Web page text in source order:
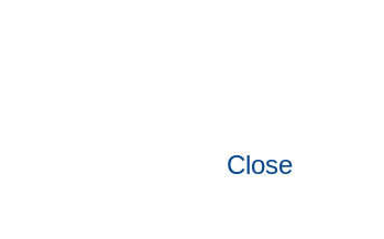
Close